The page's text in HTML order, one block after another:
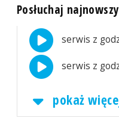
Posłuchaj
serwis z
serwis z
pokaż